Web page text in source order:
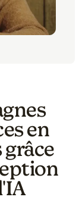
en